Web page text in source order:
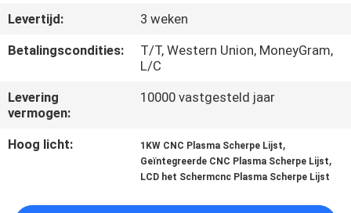
VERZOEK
OM EEN
SITEMAP
PRIVACYBELEID
Levertijd:
3 weken
Betalingscondities:
T/T, Western Union, MoneyGram,
L/C
Levering
vermogen:
10000 vastgesteld jaar
Hoog licht: 1KW CNC Plasma Scherpe Lijst,
Geïntegreerde CNC Plasma Scherpe Lijst,
LCD het Schermcnc Plasma Scherpe Lijst